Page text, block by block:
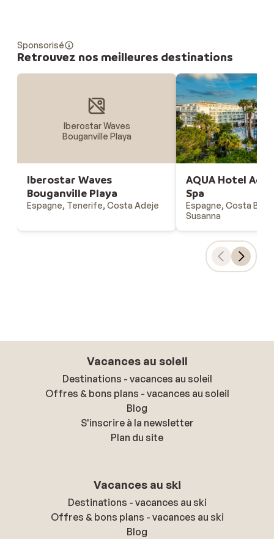
Sponsorisé
Retrouvez nos meilleures destinations
Iberostar Waves
Bouganville Playa
Iberostar Waves
Bouganville Playa
Espagne, Tenerife, Costa Adeje
AQUA Hotel
Spa
Espagne, Costa
Susanna
Vacances au soleil
Destinations - vacances au soleil
Offres & bons plans - vacances au soleil
Blog
S'inscrire à la newsletter
Plan du site
Vacances au ski
Destinations - vacances au ski
Offres & bons plans - vacances au ski
Blog